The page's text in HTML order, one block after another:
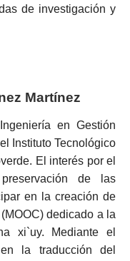
de investigación y
Martínez
en Gestión
Instituto Tecnológico
El interés por el
de las
en la creación de
dedicado a la
xi`uy. Mediante el
la traducción del